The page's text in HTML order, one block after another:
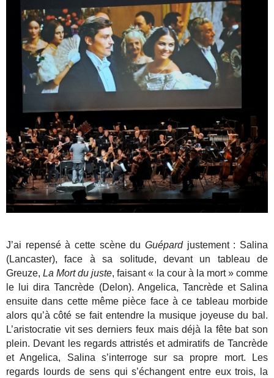
J’ai repensé à cette scène du Guépardjustement : Salina
(Lancaster), face à sa solitude, devant un tableau de
Greuze,La Mort du juste, faisant « la cour à la mort » comme
le lui dira Tancrède (Delon). Angelica, Tancrède et Salina
ensuite dans cette même pièce face à ce tableau morbide
alors qu’à côté se fait entendre la musique joyeuse du bal.
L’aristocratie vit ses derniers feux mais déjà la fête bat son
plein. Devant les regards attristés et admiratifs de Tancrède
et Angelica, Salina s’interroge sur sa propre mort. Les
regards lourds de sens qui s’échangent entre eux trois, la